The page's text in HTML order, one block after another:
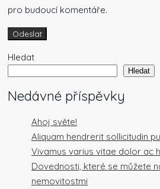
pro budoucí komentáře.
Odeslat
Hledat
Hledat
Nedávné příspěvky
Ahoj světe!
Aliquam hendrerit sollicitudin
Vivamus varius vitae dolor ac
Dovednosti, které se můžete
nemovitostmi